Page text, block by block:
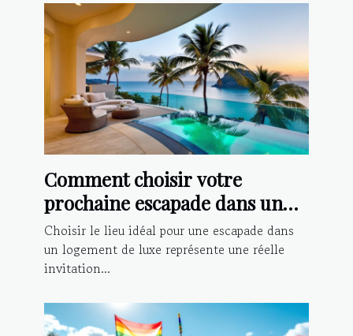
Comment choisir votre
prochaine escapade dans un
logement de luxe ?
Choisir le lieu idéal pour une escapade dans
un logement de luxe représente une réelle
invitation...